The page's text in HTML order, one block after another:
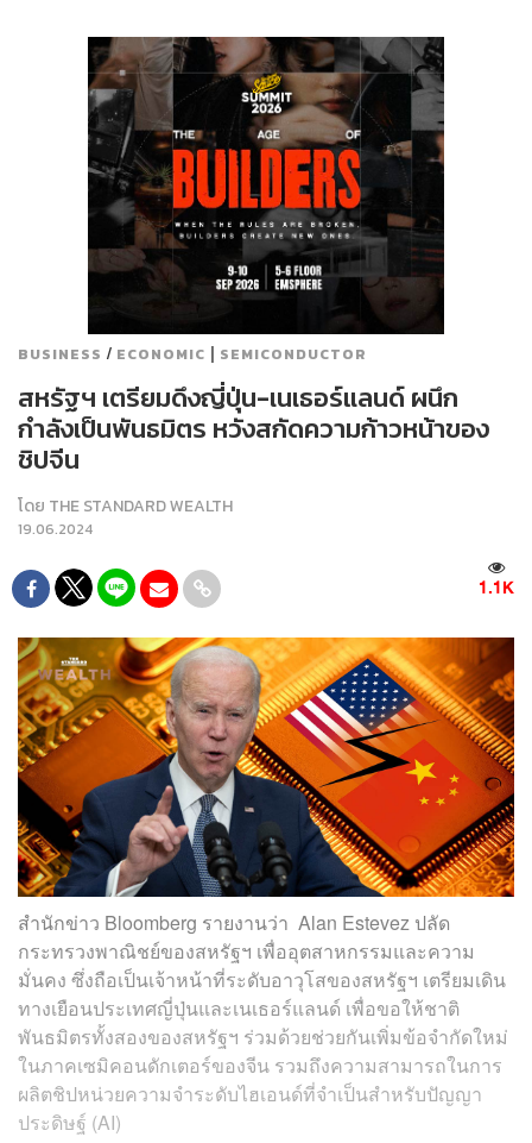
BUSINESS / ECONOMIC | SEMICONDUCTOR
สหรัฐฯ เตรียมดึงญี่ปุ่น-เนเธอร์แลนด์ ผนึก
กำลังเป็นพันธมิตร หวังสกัดความก้าวหน้าของ
ชิปจีน
โดย THE STANDARD WEALTH
19.06.2024
1.1K
สำนักข่าว Bloomberg รายงานว่า Alan Estevez ปลัด
กระทรวงพาณิชย์ของสหรัฐฯ เพื่ออุตสาหกรรมและความ
มั่นคง ซึ่งถือเป็นเจ้าหน้าที่ระดับอาวุโสของสหรัฐฯ เตรียมเดิน
ทางเยือนประเทศญี่ปุ่นและเนเธอร์แลนด์ เพื่อขอให้ชาติ
พันธมิตรทั้งสองของสหรัฐฯ ร่วมด้วยช่วยกันเพิ่มข้อจำกัดใหม่
ในภาคเซมิคอนดักเตอร์ของจีน รวมถึงความสามารถในการ
ผลิตชิปหน่วยความจำระดับไฮเอนด์ที่จำเป็นสำหรับปัญญา
ประดิษฐ์ (AI)